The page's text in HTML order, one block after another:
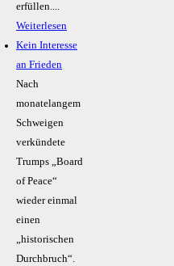
erfüllen....
Weiterlesen
Kein Inte­resse
an Frieden
Nach
monatelangem
Schweigen
verkündete
Trumps „Board
of Peace“
wieder einmal
einen
„historischen
Durchbruch“.